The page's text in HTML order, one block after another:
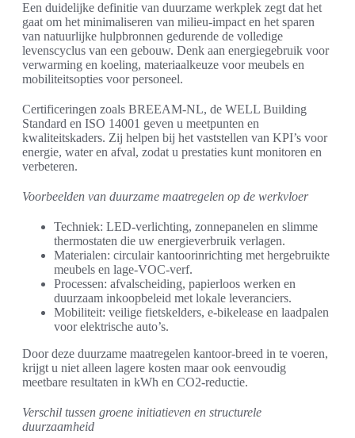
Een duidelijke definitie van duurzame werkplek zegt dat het
gaat om het minimaliseren van milieu-impact en het sparen
van natuurlijke hulpbronnen gedurende de volledige
levenscyclus van een gebouw. Denk aan energiegebruik voor
verwarming en koeling, materiaalkeuze voor meubels en
mobiliteitsopties voor personeel.
Certificeringen zoals BREEAM-NL, de WELL Building
Standard en ISO 14001 geven u meetpunten en
kwaliteitskaders. Zij helpen bij het vaststellen van KPI’s voor
energie, water en afval, zodat u prestaties kunt monitoren en
verbeteren.
Voorbeelden van duurzame maatregelen op de werkvloer
Techniek: LED-verlichting, zonnepanelen en slimme
thermostaten die uw energieverbruik verlagen.
Materialen: circulair kantoorinrichting met hergebruikte
meubels en lage-VOC-verf.
Processen: afvalscheiding, papierloos werken en
duurzaam inkoopbeleid met lokale leveranciers.
Mobiliteit: veilige fietskelders, e-bikelease en laadpalen
voor elektrische auto’s.
Door deze duurzame maatregelen kantoor-breed in te voeren,
krijgt u niet alleen lagere kosten maar ook eenvoudig
meetbare resultaten in kWh en CO2-reductie.
Verschil tussen groene initiatieven en structurele
duurzaamheid